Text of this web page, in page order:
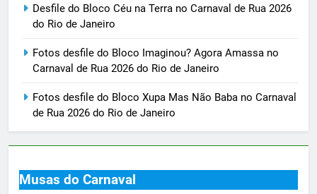
Desfile do Bloco Céu na Terra no Carnaval de Rua 2026
do Rio de Janeiro
Fotos desfile do Bloco Imaginou? Agora Amassa no
Carnaval de Rua 2026 do Rio de Janeiro
Fotos desfile do Bloco Xupa Mas Não Baba no Carnaval
de Rua 2026 do Rio de Janeiro
Musas do Carnaval